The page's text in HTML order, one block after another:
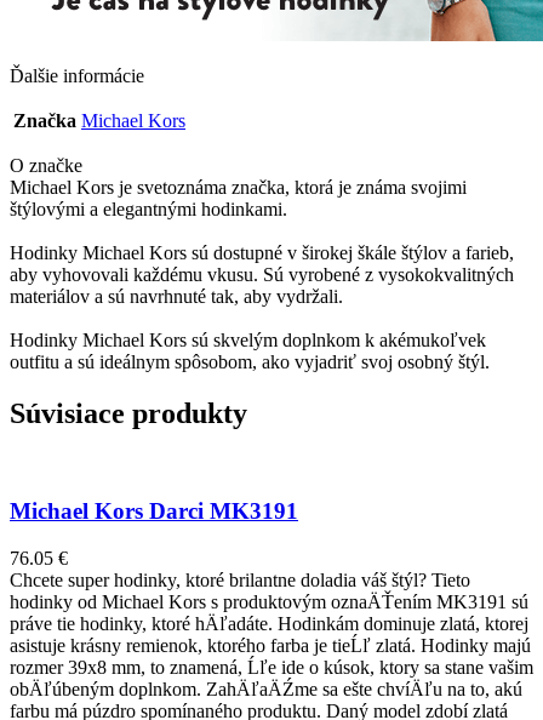
Ďalšie informácie
Značka Michael Kors
O značke
Michael Kors je svetoznáma značka, ktorá je známa svojimi
štýlovými a elegantnými hodinkami.
Hodinky Michael Kors sú dostupné v širokej škále štýlov a farieb,
aby vyhovovali každému vkusu. Sú vyrobené z vysokokvalitných
materiálov a sú navrhnuté tak, aby vydržali.
Hodinky Michael Kors sú skvelým doplnkom k akémukoľvek
outfitu a sú ideálnym spôsobom, ako vyjadriť svoj osobný štýl.
Súvisiace produkty
Michael Kors Darci MK3191
76.05 €
Chcete super hodinky, ktoré brilantne doladia váš štýl? Tieto
hodinky od Michael Kors s produktovým oznaÄŤením MK3191 sú
práve tie hodinky, ktoré hÄľadáte. Hodinkám dominuje zlatá, ktorej
asistuje krásny remienok, ktorého farba je tieĹľ zlatá. Hodinky majú
rozmer 39x8 mm, to znamená, Ĺľe ide o kúsok, ktory sa stane vašim
obÄľúbeným doplnkom. ZahÄľaÄŹme sa ešte chvíÄľu na to, akú
farbu má púzdro spomínaného produktu. Daný model zdobí zlatá